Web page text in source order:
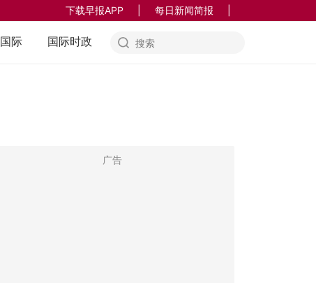
下载早报APP 每日新闻简报
国际 国际时政